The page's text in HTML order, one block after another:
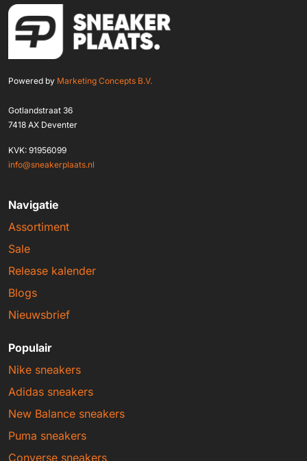
Powered by Marketing Concepts B.V.
Gotlandstraat 36
7418 AX Deventer
KVK: 91956099
info@sneakerplaats.nl
Navigatie
Assortiment
Sale
Release kalender
Blogs
Nieuwsbrief
Populair
Nike sneakers
Adidas sneakers
New Balance sneakers
Puma sneakers
Converse sneakers